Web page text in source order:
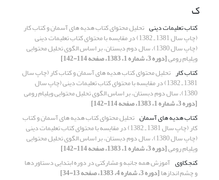
ک
کتاب تعلیمات دینی تحلیل محتوای کتاب هدیه های آسمان و کتاب کار
(چاپ سال 1381 ـ 1382) در مقایسه با محتوای کتاب تعلیمات دینی
(چاپ سال 1380)، سال دوم دبستان، بر اساس الگوی تحلیل محتوایی
ویلیام رومی[دوره 3، شماره 1، 1383، صفحه 114-142]
کتاب کار تحلیل محتوای کتاب هدیه های آسمان و کتاب کار (چاپ سال
1381 ـ 1382) در مقایسه با محتوای کتاب تعلیمات دینی (چاپ سال
1380)، سال دوم دبستان، بر اساس الگوی تحلیل محتوایی ویلیام رومی
[دوره 3، شماره 1، 1383، صفحه 114-142]
کتاب هدیه های آسمان تحلیل محتوای کتاب هدیه های آسمان و کتاب
کار (چاپ سال 1381 ـ 1382) در مقایسه با محتوای کتاب تعلیمات دینی
(چاپ سال 1380)، سال دوم دبستان، بر اساس الگوی تحلیل محتوایی
ویلیام رومی[دوره 3، شماره 1، 1383، صفحه 114-142]
کنجکاوی آموزش همه جانبه و مشارکتی در دوره ابتدایی دستاوردها
و چشم اندازها[دوره 3، شماره 4، 1383، صفحه 13-34]